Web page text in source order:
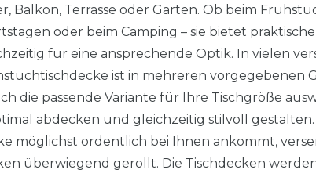
Balkon, Terrasse oder Garten. Ob beim
oder beim Camping – sie bietet
für eine ansprechende Optik. In vielen
ist in mehreren vorgegebenen
die passende Variante für Ihre Tischgröße
abdecken und gleichzeitig stilvoll
möglichst ordentlich bei Ihnen ankommt,
überwiegend gerollt. Die Tischdecken